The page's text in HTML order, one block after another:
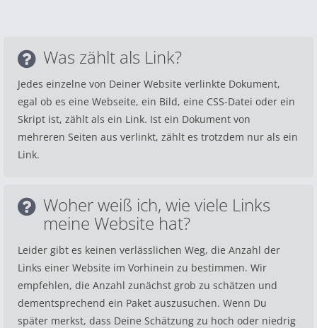
Was zählt als Link?
Jedes einzelne von Deiner Website verlinkte Dokument,
egal ob es eine Webseite, ein Bild, eine CSS-Datei oder ein
Skript ist, zählt als ein Link. Ist ein Dokument von
mehreren Seiten aus verlinkt, zählt es trotzdem nur als ein
Link.
Woher weiß ich, wie viele Links
meine Website hat?
Leider gibt es keinen verlässlichen Weg, die Anzahl der
Links einer Website im Vorhinein zu bestimmen. Wir
empfehlen, die Anzahl zunächst grob zu schätzen und
dementsprechend ein Paket auszusuchen. Wenn Du
später merkst, dass Deine Schätzung zu hoch oder niedrig